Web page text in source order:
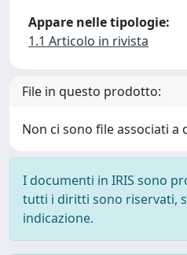
Appare nelle tipologie:
1.1 Articolo in rivista
File in questo prodotto:
Non ci sono file associati
I documenti in IRIS sono
tutti i diritti sono riservati,
indicazione.